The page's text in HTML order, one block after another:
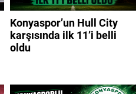
Konyaspor’un Hull City
karşısında ilk 11’i belli
oldu